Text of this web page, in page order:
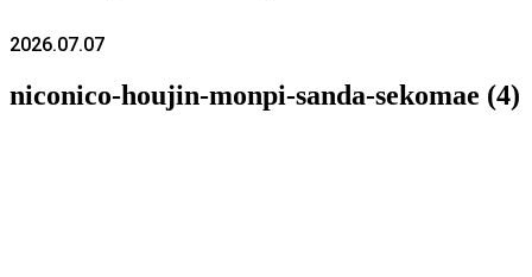
2026.07.07
niconico-houjin-monpi-sanda-sekomae (4)